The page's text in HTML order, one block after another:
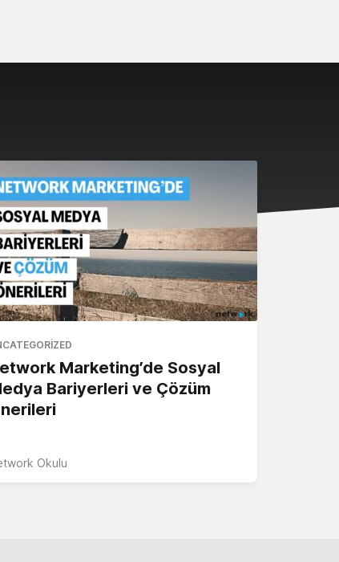
Marketing’de Sosyal
Bariyerleri ve Çözüm
Okulu